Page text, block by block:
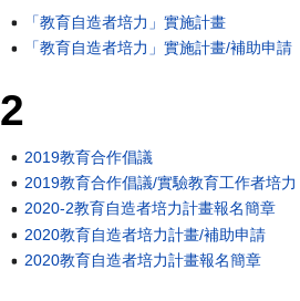
「教育自造者培力」實施計畫
「教育自造者培力」實施計畫/補助申請
2
2019教育合作倡議
2019教育合作倡議/實驗教育工作者培力
2020-2教育自造者培力計畫報名簡章
2020教育自造者培力計畫/補助申請
2020教育自造者培力計畫報名簡章